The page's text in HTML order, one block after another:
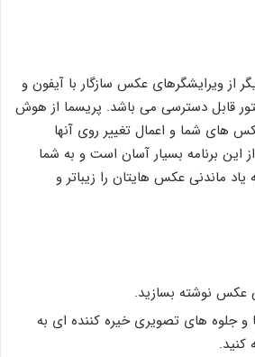
از ویرایشگرهای عکس سازگار با آیفون و
قابل دسترسی می باشد. پریسما از هوش
های شما و اعمال تغییر روی آنها
این برنامه بسیار آسان است و به شما
ماندنی عکس هایتان را زیباتر و
عکس نوشته بسازید.
و جلوه های تصویری خیره کننده ای به